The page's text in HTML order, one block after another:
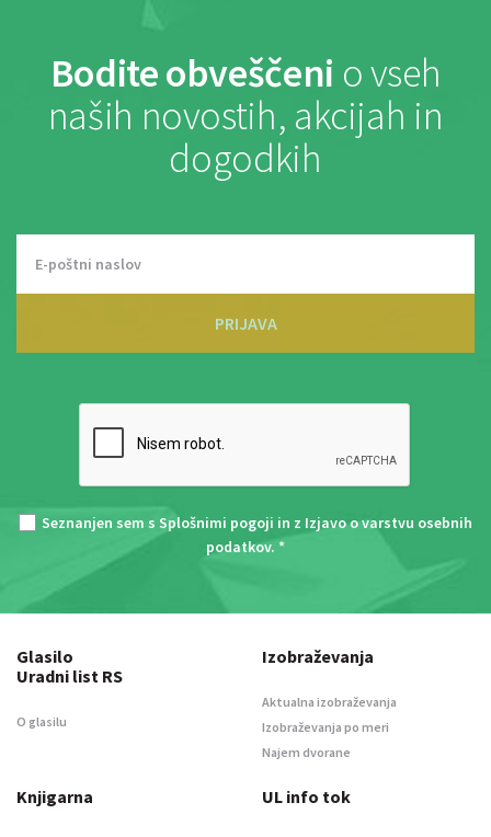
Bodite obveščeni o vseh
naših novostih, akcijah in
dogodkih
PRIJAVA
Seznanjen sem s Splošnimi pogoji in z Izjavo o varstvu osebnih
podatkov. *
Glasilo
Uradni list RS
O glasilu
Izobraževanja
Aktualna izobraževanja
Izobraževanja po meri
Najem dvorane
Knjigarna UL info tok